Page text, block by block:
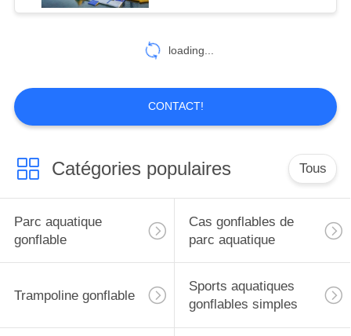
paintball gonflable
26
Voie d'air de
gymnastique
6
loading...
CONTACT!
Catégories populaires Tous
Parc aquatique
gonflable
Cas gonflables de
parc aquatique
Trampoline gonflable
Sports aquatiques
gonflables simples